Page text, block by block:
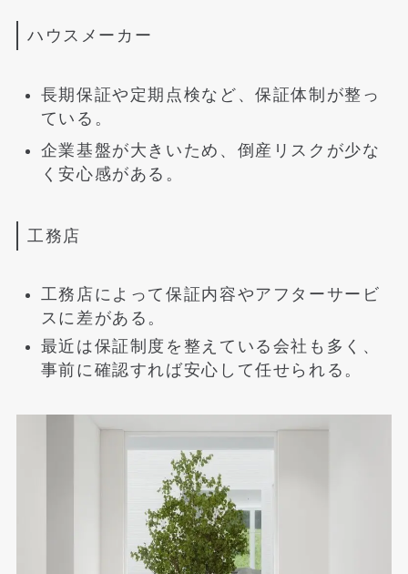
ハウスメーカー
長期保証や定期点検など、保証体制が整っ
ている。
企業基盤が大きいため、倒産リスクが少な
く安心感がある。
工務店
工務店によって保証内容やアフターサービ
スに差がある。
最近は保証制度を整えている会社も多く、
事前に確認すれば安心して任せられる。